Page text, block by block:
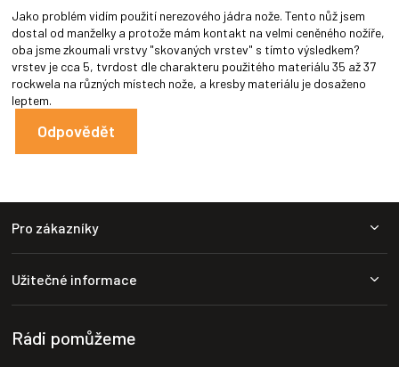
i
s
k
u
z
í
Jako problém vidím použití nerezového jádra nože. Tento nůž jsem
dostal od manželky a protože mám kontakt na velmi ceněného nožíře,
oba jsme zkoumali vrstvy "skovaných vrstev" s tímto výsledkem?
vrstev je cca 5, tvrdost dle charakteru použitého materiálu 35 až 37
rockwela na různých místech nože, a kresby materiálu je dosaženo
leptem.
Odpovědět
Pro zákazníky
Užitečné informace
Rádi pomůžeme